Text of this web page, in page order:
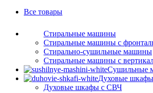
Все товары
Стиральные машины
Стиральные машины с
Стирально-сушильные машины
Стиральные машины с
Сушильные
Духовые шкафы
Духовые шкафы с СВЧ